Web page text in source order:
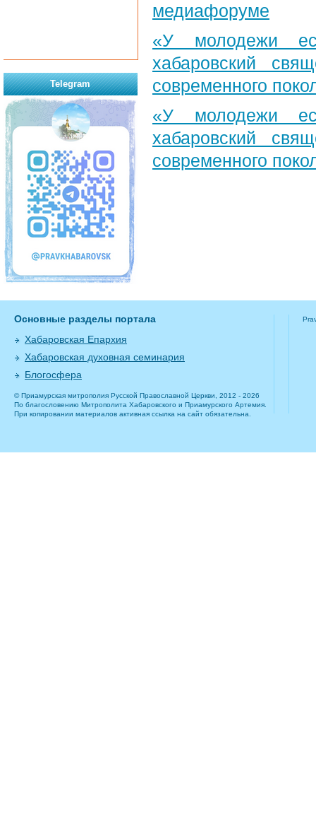
медиафоруме
«У молодежи
хабаровский
современного
«У молодежи
хабаровский
современного
Telegram
Основные разделы портала
Хабаровская Епархия
Хабаровская духовная семинария
Блогосфера
© Приамурская митрополия Русской Православной Церкви, 2012 - 2026
По благословению Митрополита Хабаровского и Приамурского Артемия.
При копировании материалов активная ссылка на сайт обязательна.